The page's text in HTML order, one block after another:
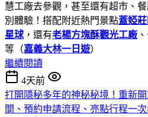
慧工廠去參觀，甚至還有超市、
別體驗！搭配附近熱門景點蓋婭莊
星球 ，還有老楊方塊酥觀光工廠
等（嘉義大林一日遊）
繼續閱讀
4天前
打開隱秘多年的神秘秘境！重新
間、預約申請流程、亮點行程一次